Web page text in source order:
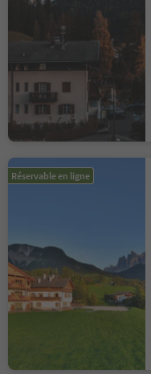
Réservable en ligne